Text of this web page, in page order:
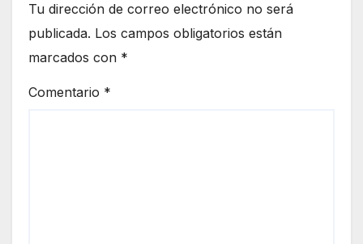
Tu dirección de correo electrónico no será
publicada. Los campos obligatorios están
marcados con *
Comentario *